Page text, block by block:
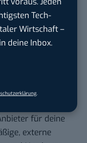
Tech-
Wirtschaft –
deine Inbox.
müssen wir
nach
als seriös und
persönlichen
sicher zu
für deine
externe